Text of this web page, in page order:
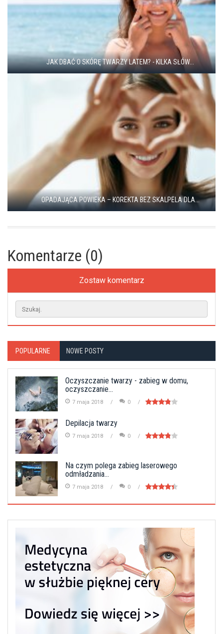
JAK DBAĆ O SKÓRĘ TWARZY LATEM? - KILKA SŁÓW...
OPADAJĄCA POWIEKA – KOREKTA BEZ SKALPELA DLA...
Komentarze (0)
Zostaw komentarz
POPULARNE NOWE POSTY
Oczyszczanie twarzy - zabieg w domu,
oczyszczanie...
7 maja 2018 0
Depilacja twarzy
7 maja 2018 0
Na czym polega zabieg laserowego
odmładzania...
7 maja 2018 0